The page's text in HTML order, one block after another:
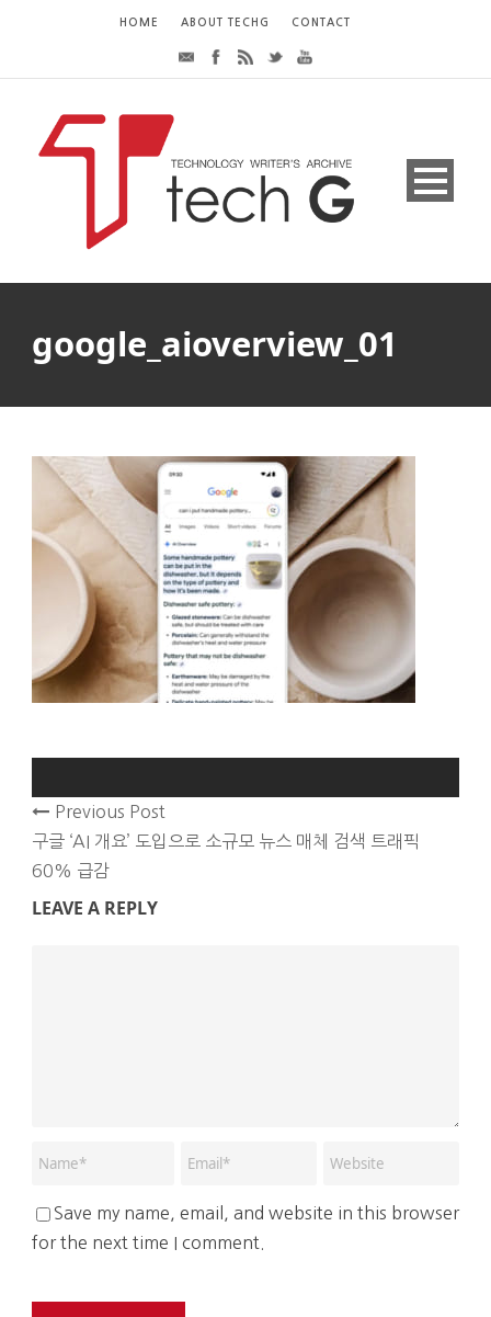
HOME ABOUT TECHG CONTACT
google_aioverview_01
Previous Post
구글 ‘AI 개요’ 도입으로 소규모 뉴스 매체 검색 트래픽
60% 급감
LEAVE A REPLY
Save my name, email, and website in this browser
for the next time I comment.